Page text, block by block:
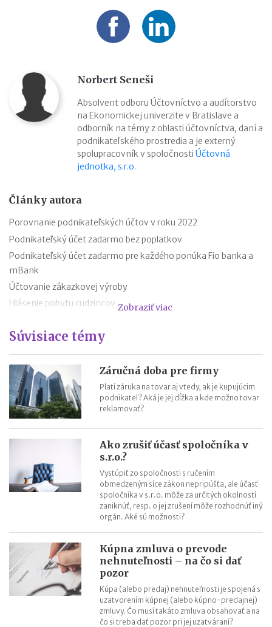
Norbert Seneši
Absolvent odboru Účtovníctvo a audítorstvo
na Ekonomickej univerzite v Bratislave a
odborník na témy z oblasti účtovníctva, daní a
podnikateľského prostredia a je externý
spolupracovník v spoločnosti Účtovná
jednotka, s.r.o.
Články autora
Porovnanie podnikateľských účtov v roku 2022
Podnikateľský účet zadarmo bez poplatkov
Podnikateľský účet zadarmo pre každého ponúka Fio banka a
mBank
Účtovanie zákazkovej výroby
Hlásenie pobytu cudzincov
Cestovné náhrady pri elektromobiloch
Odpisovanie elektromobilov a elektrobicyklov
Kontroly v oblasti registratúry
Registratúrny plán a registratúrny poriadok
Zobraziť viac
Súvisiace témy
Záručná doba pre firmy
Platí záruka na tovar aj vtedy, ak je kupujúcim
podnikateľ? Aká je jej dĺžka a kde možno tovar
reklamovať?
Ako zrušiť účasť spoločníka v
s.r.o.?
Vystúpiť zo spoločnosti s ručením
obmedzeným síce zákon nepripúšťa, ale účasť
spoločníka v s.r.o. môže za určitých okolností
zaniknúť, resp. o jej zrušení môže rozhodnúť iný
orgán. Aké sú možnosti?
Kúpna zmluva o prevode
nehnuteľnosti – na čo si dať
pozor
Kúpa (alebo predaj) nehnuteľnosti je spojená s
uzatvorením kúpnej (alebo kúpno-predajnej)
zmluvy. Čo musí takáto zmluva obsahovať a na
čo si treba dať pozor pri jej uzatváraní?